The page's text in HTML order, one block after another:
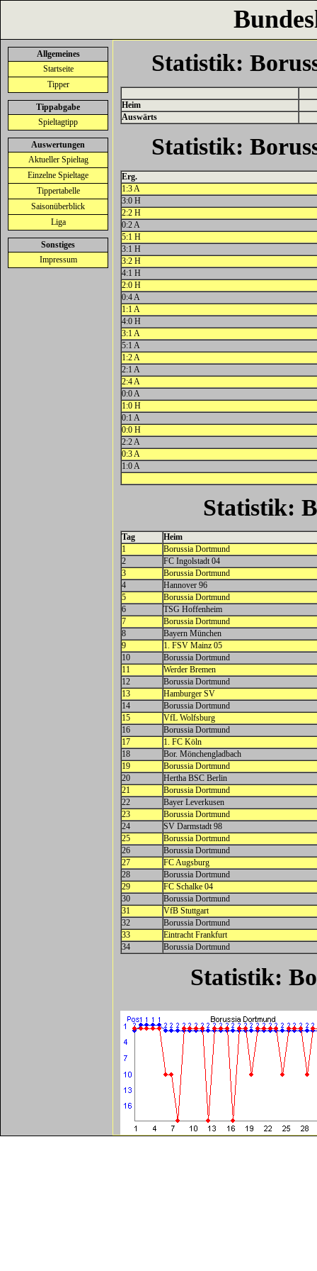
Allgemeines
Startseite
Tipper
Tippabgabe
Spieltagtipp
Auswertungen
Aktueller Spieltag
Einzelne Spieltage
Tippertabelle
Saisonüberblick
Liga
Sonstiges
Impressum
Statistik:
Heim
Auswärts
Statistik:
Erg.
1:3 A
3:0 H
2:2 H
0:2 A
5:1 H
3:1 H
3:2 H
4:1 H
2:0 H
0:4 A
1:1 A
4:0 H
3:1 A
5:1 A
1:2 A
2:1 A
2:4 A
0:0 A
1:0 H
0:1 A
0:0 H
2:2 A
0:3 A
1:0 A
Statistik:
Tag
Heim
1
Borussia Dortmund
2
FC Ingolstadt 04
3
Borussia Dortmund
4
Hannover 96
5
Borussia Dortmund
6
TSG Hoffenheim
7
Borussia Dortmund
8
Bayern München
9
1. FSV Mainz 05
10
Borussia Dortmund
11
Werder Bremen
12
Borussia Dortmund
13
Hamburger SV
14
Borussia Dortmund
15
VfL Wolfsburg
16
Borussia Dortmund
17
1. FC Köln
18
Bor. Mönchengladbach
19
Borussia Dortmund
20
Hertha BSC Berlin
21
Borussia Dortmund
22
Bayer Leverkusen
23
Borussia Dortmund
24
SV Darmstadt 98
25
Borussia Dortmund
26
Borussia Dortmund
27
FC Augsburg
28
Borussia Dortmund
29
FC Schalke 04
30
Borussia Dortmund
31
VfB Stuttgart
32
Borussia Dortmund
33
Eintracht Frankfurt
34
Borussia Dortmund
Statistik: